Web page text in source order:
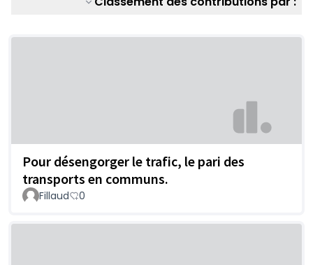
Pour désengorger le trafic, le pari des
transports en communs.
Fillaud 0